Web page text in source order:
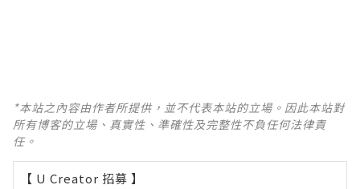
*本站之內容由作者所提供，並不代表本站的立場。因此本站對
所有博客的立場、真實性、準確性及完整性不負任何法律責
任。
【 U Creator 招募 】